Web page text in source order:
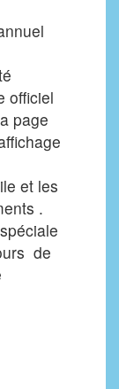
officiel
page
et les
.
de